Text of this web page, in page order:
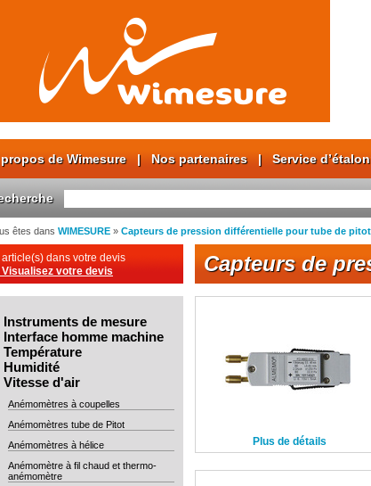
de Wimesure| Nos partenaires| Service
êtes dans WIMESURE » Capteurs de pression différentielle pour tube de pitot
article(s) dans votre devis
Visualisez votre devis
Instruments de mesure
Interface homme machine
Température
Humidité
Vitesse d'air
Anémomètres à coupelles
Anémomètres tube de Pitot
Anémomètres à hélice
Anémomètre à fil chaud et thermo-
anémomètre
Capteurs de
Plus de détails